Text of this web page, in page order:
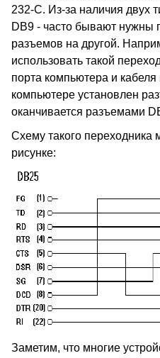
232-C. Из-за наличия двух
DB9 - часто бывают нужны
разъемов на другой.
использовать такой
порта компьютера и
компьютере установлен
оканчивается разъемами
Схему такого
рисунке:
Заметим, что многие